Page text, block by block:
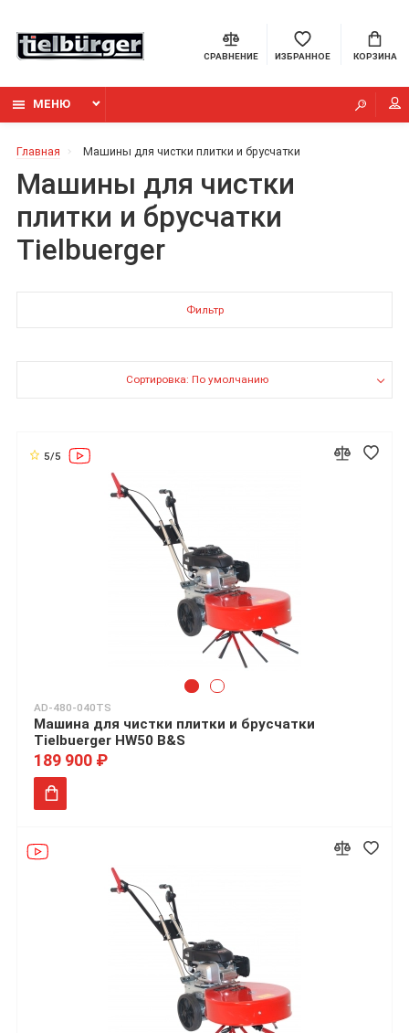
СРАВНЕНИЕ ИЗБРАННОЕ КОРЗИНА
МЕНЮ
Главная Машины для чистки плитки и брусчатки
Машины для чистки
плитки и брусчатки
Tielbuerger
Фильтр
Сортировка: По умолчанию
5/5
AD-480-040TS
Машина для чистки плитки и брусчатки
Tielbuerger HW50 B&S
189 900 ₽